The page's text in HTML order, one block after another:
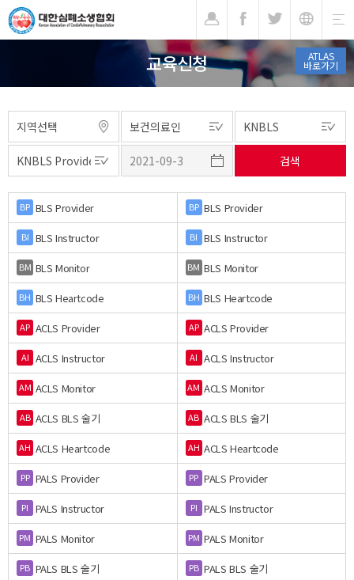
ATLAS
바로가기
교육신청
BP BLS Provider BP BLS Provider
BI BLS Instructor BI BLS Instructor
BM BLS Monitor BM BLS Monitor
BH BLS Heartcode BH BLS Heartcode
AP ACLS Provider AP ACLS Provider
AI ACLS Instructor AI ACLS Instructor
AM ACLS Monitor AM ACLS Monitor
AB ACLS BLS 술기 AB ACLS BLS 술기
AH ACLS Heartcode AH ACLS Heartcode
PP PALS Provider PP PALS Provider
PI PALS Instructor PI PALS Instructor
PM PALS Monitor PM PALS Monitor
PB PALS BLS 술기 PB PALS BLS 술기